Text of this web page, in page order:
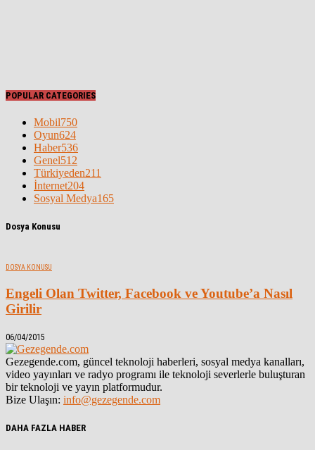
POPULAR CATEGORIES
Mobil750
Oyun624
Haber536
Genel512
Türkiyeden211
İnternet204
Sosyal Medya165
Dosya Konusu
DOSYA KONUSU
Engeli Olan Twitter, Facebook ve Youtube’a Nasıl
Girilir
06/04/2015
Gezegende.com, güncel teknoloji haberleri, sosyal medya kanalları,
video yayınları ve radyo programı ile teknoloji severlerle buluşturan
bir teknoloji ve yayın platformudur.
Bize Ulaşın: info@gezegende.com
DAHA FAZLA HABER